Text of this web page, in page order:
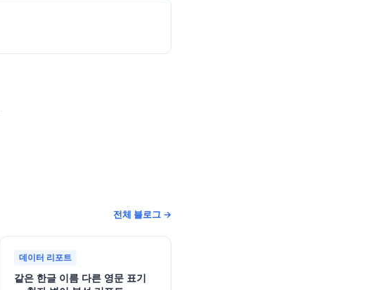
전체 블로그 →
데이터 리포트
같은 한글 이름 다른 영문 표기